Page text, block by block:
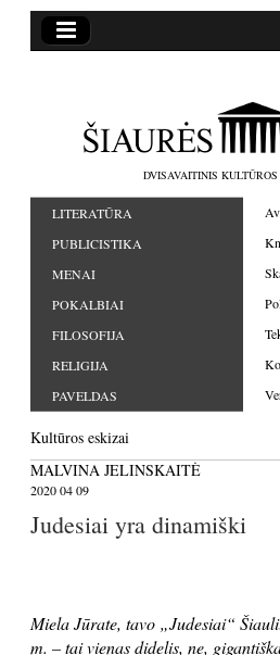
DVISAVAITINIS
LITERATŪRA
PUBLICISTIKA
MENAI
POKALBIAI
FILOSOFIJA
RELIGIJA
PAVELDAS
Kultūros eskizai
MALVINA JELINSKAITĖ
2020 04 09
Judesiai yra dinamiški
Miela Jūrate, tavo „Judesiai“
m. – tai vienas didelis, ne,